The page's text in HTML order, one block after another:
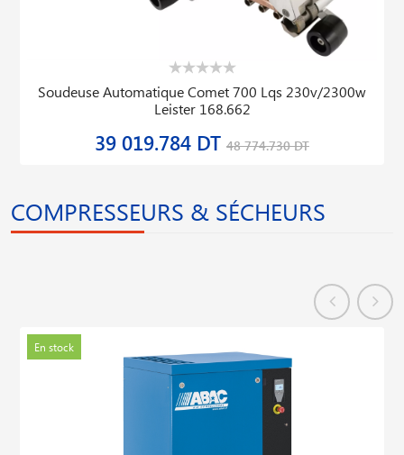
Soudeuse Automatique Comet 700 Lqs 230v/2300w
Leister 168.662
39 019.784 DT 48 774.730 DT
COMPRESSEURS & SÉCHEURS
En stock